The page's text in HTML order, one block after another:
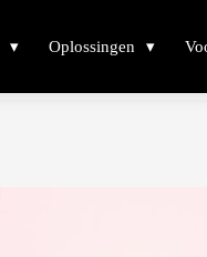
Oplossingen